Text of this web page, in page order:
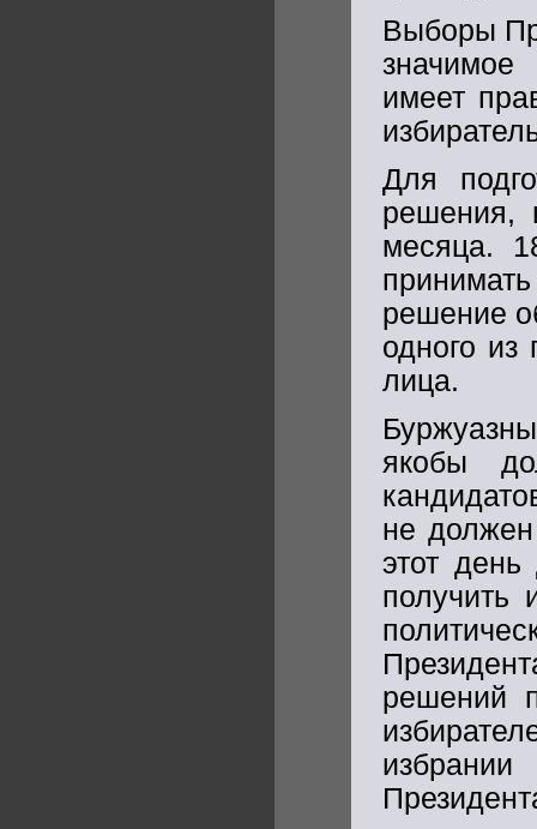
Выборы
значимое
имеет
Для
решения,
месяца.
решение
одного из
лица.
якобы
не
этот
получить
решений